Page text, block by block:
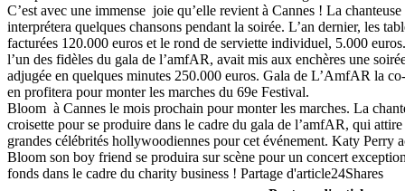
C’est avec une immense joie qu’elle revient à Cannes ! La
interprétera quelques chansons pendant la soirée. L’an dernier, les
facturées 120.000 euros et le rond de serviette individuel, 5.000
l’un des fidèles du gala de l’amfAR, avait mis aux enchères une
adjugée en quelques minutes 250.000 euros. Gala de L’AmfAR la
en profitera pour monter les marches du 69e Festival.
Bloom à Cannes le mois prochain pour monter les marches. La
croisette pour se produire dans le cadre du gala de l’amfAR, qui
grandes célébrités hollywoodiennes pour cet événement. Katy Perry
Bloom son boy friend se produira sur scène pour un concert
fonds dans le cadre du charity business ! Partage d'article24Shares